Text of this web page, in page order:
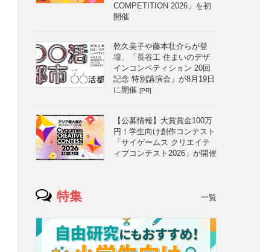
COMPETITION 2026」を初
開催
乾久美子や藤本壮介らが登
壇、「長谷工 住まいのデザ
インコンペティション 20回
記念 特別講演会」が8月19日
に開催 [PR]
【公募情報】大賞賞金100万
円！学生向け創作コンテスト
「サイゲームス クリエイテ
ィブコンテスト2026」が開催
特集 一覧